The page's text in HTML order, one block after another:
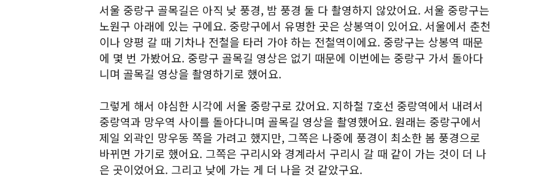
서울 중랑구 골목길은 아직 낮 풍경, 밤 풍경 둘 다 촬영하지 않았어요. 서울 중랑구는
노원구 아래에 있는 구에요. 중랑구에서 유명한 곳은 상봉역이 있어요. 서울에서 춘천
이나 양평 갈 때 기차나 전철을 타러 가야 하는 전철역이에요. 중랑구는 상봉역 때문
에 몇 번 가봤어요. 중랑구 골목길 영상은 없기 때문에 이번에는 중랑구 가서 돌아다
니며 골목길 영상을 촬영하기로 했어요.
그렇게 해서 야심한 시각에 서울 중랑구로 갔어요. 지하철 7호선 중랑역에서 내려서
중랑역과 망우역 사이를 돌아다니며 골목길 영상을 촬영했어요. 원래는 중랑구에서
제일 외곽인 망우동 쪽을 가려고 했지만, 그쪽은 나중에 풍경이 최소한 봄 풍경으로
바뀌면 가기로 했어요. 그쪽은 구리시와 경계라서 구리시 갈 때 같이 가는 것이 더 나
은 곳이었어요. 그리고 낮에 가는 게 더 나을 것 같았구요.